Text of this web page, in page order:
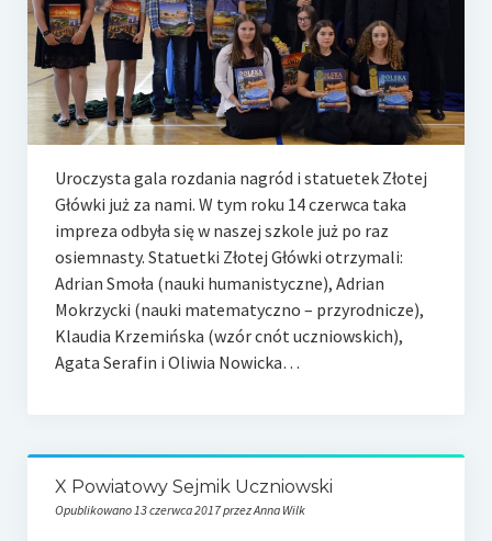
Logowanie
Uroczysta gala rozdania nagród i statuetek Złotej
Główki już za nami. W tym roku 14 czerwca taka
impreza odbyła się w naszej szkole już po raz
osiemnasty. Statuetki Złotej Główki otrzymali:
Adrian Smoła (nauki humanistyczne), Adrian
Mokrzycki (nauki matematyczno – przyrodnicze),
Klaudia Krzemińska (wzór cnót uczniowskich),
Agata Serafin i Oliwia Nowicka…
X Powiatowy Sejmik Uczniowski
Opublikowano 13 czerwca 2017 przez Anna Wilk